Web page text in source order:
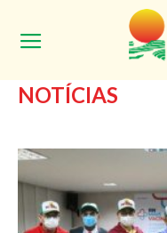
NOTÍCIAS